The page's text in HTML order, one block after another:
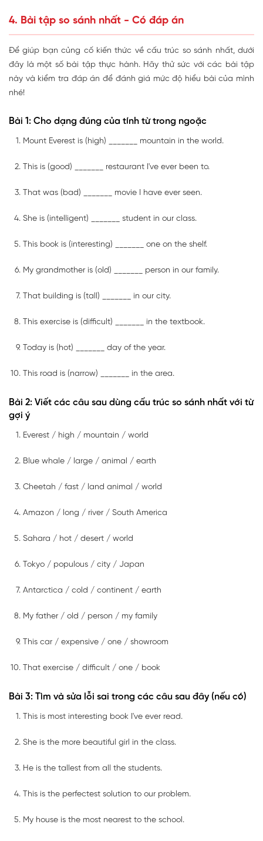
4. Bài tập so sánh nhất - Có đáp án
Để giúp bạn củng cố kiến thức về cấu trúc so sánh nhất, dưới
đây là một số bài tập thực hành. Hãy thử sức với các bài tập
này và kiểm tra đáp án để đánh giá mức độ hiểu bài của mình
nhé!
Bài 1: Cho dạng đúng của tính từ trong ngoặc
Mount Everest is (high) _______ mountain in the world.
This is (good) _______ restaurant I've ever been to.
That was (bad) _______ movie I have ever seen.
She is (intelligent) _______ student in our class.
This book is (interesting) _______ one on the shelf.
My grandmother is (old) _______ person in our family.
That building is (tall) _______ in our city.
This exercise is (difficult) _______ in the textbook.
Today is (hot) _______ day of the year.
This road is (narrow) _______ in the area.
Bài 2: Viết các câu sau dùng cấu trúc so sánh nhất với từ
gợi ý
Everest / high / mountain / world
Blue whale / large / animal / earth
Cheetah / fast / land animal / world
Amazon / long / river / South America
Sahara / hot / desert / world
Tokyo / populous / city / Japan
Antarctica / cold / continent / earth
My father / old / person / my family
This car / expensive / one / showroom
That exercise / difficult / one / book
Bài 3: Tìm và sửa lỗi sai trong các câu sau đây (nếu có)
This is most interesting book I've ever read.
She is the more beautiful girl in the class.
He is the tallest from all the students.
This is the perfectest solution to our problem.
My house is the most nearest to the school.